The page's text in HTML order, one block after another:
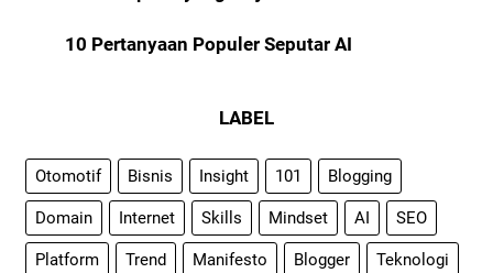
10 Pertanyaan Populer Seputar AI
LABEL
Otomotif Bisnis Insight 101 Blogging
Domain Internet Skills Mindset AI SEO
Platform Trend Manifesto Blogger Teknologi